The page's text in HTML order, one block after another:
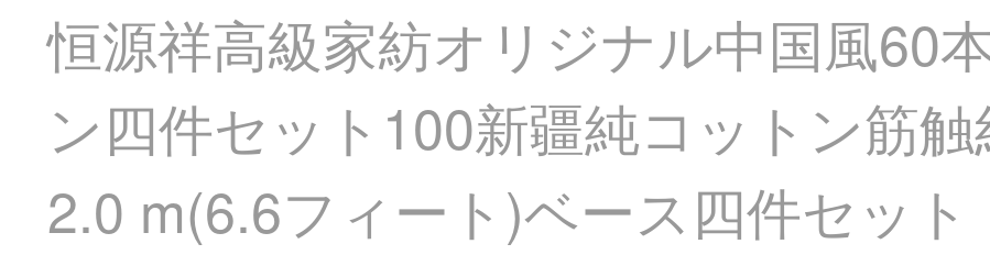
恒源祥高級家紡オリジナル中国風60
ン四件セット100新疆純コットン筋
2.0 m(6.6フィート)ベース四件セット